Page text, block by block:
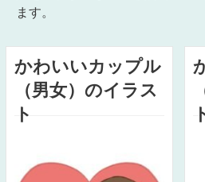
ます。
かわいいカップル
（男女）のイラス
ト